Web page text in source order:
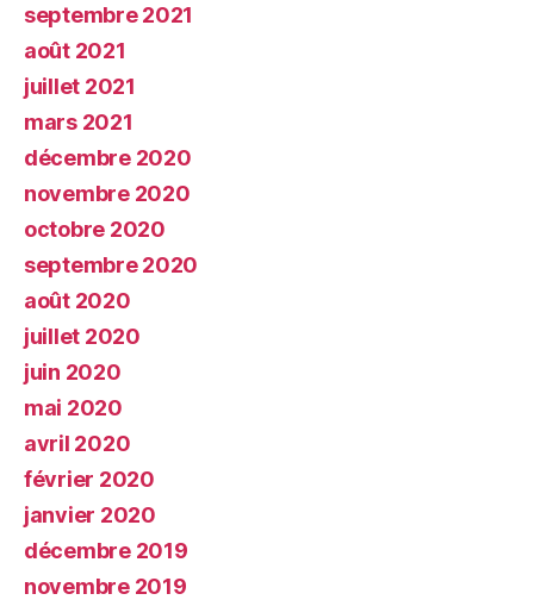
septembre 2021
août 2021
juillet 2021
mars 2021
décembre 2020
novembre 2020
octobre 2020
septembre 2020
août 2020
juillet 2020
juin 2020
mai 2020
avril 2020
février 2020
janvier 2020
décembre 2019
novembre 2019